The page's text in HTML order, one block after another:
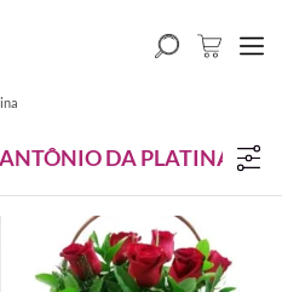
DA PLATINA